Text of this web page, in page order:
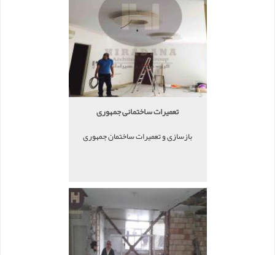
تعمیرات ساختمانی جمهوری
بازسازی و تعمیرات ساختمان جمهوری